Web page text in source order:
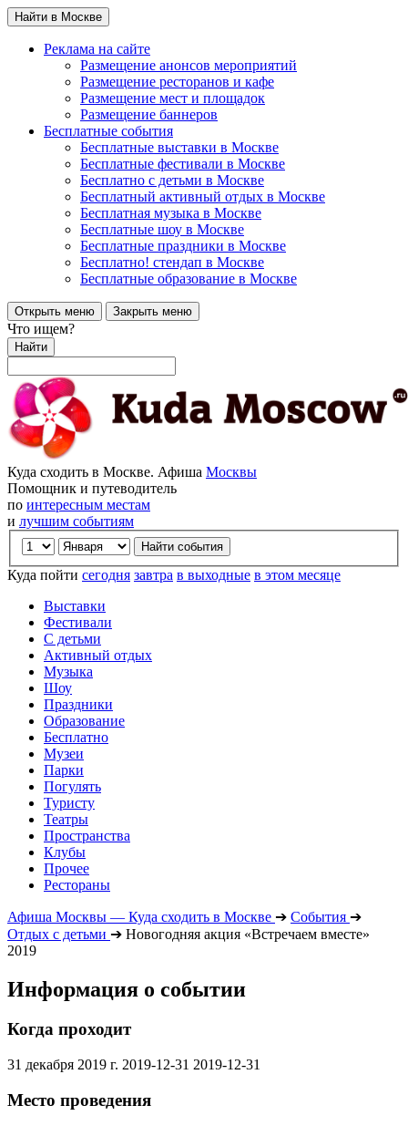
Найти в Москве
Реклама на сайте
Размещение анонсов мероприятий
Размещение ресторанов и кафе
Размещение мест и площадок
Размещение баннеров
Бесплатные события
Бесплатные выставки в Москве
Бесплатные фестивали в Москве
Бесплатно с детьми в Москве
Бесплатный активный отдых в Москве
Бесплатная музыка в Москве
Бесплатные шоу в Москве
Бесплатные праздники в Москве
Бесплатно! стендап в Москве
Бесплатные образование в Москве
Открыть меню Закрыть меню
Что ищем?
Найти
Куда сходить в Москве. Афиша Москвы
Помощник и путеводитель
по интересным местам
и лучшим событиям
Куда пойти сегодня завтра в выходные в этом месяце
Выставки
Фестивали
С детьми
Активный отдых
Музыка
Шоу
Праздники
Образование
Бесплатно
Музеи
Парки
Погулять
Туристу
Театры
Пространства
Клубы
Прочее
Рестораны
Афиша Москвы — Куда сходить в Москве ➔ События ➔
Отдых с детьми ➔ Новогодняя акция «Встречаем вместе»
2019
Информация о событии
Когда проходит
31 декабря 2019 г. 2019-12-31 2019-12-31
Место проведения